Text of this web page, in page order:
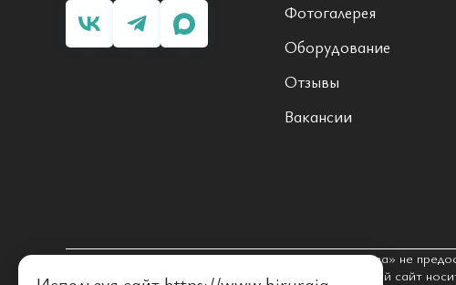
Фотогалерея
Оборудование
Отзывы
Вакансии
Уважаемый посетитель! ООО «Центр хирургии глаза» не
гражданам бесплатной медицинской помощи. Данный сайт